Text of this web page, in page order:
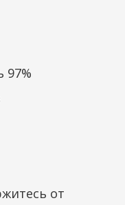
97%
от